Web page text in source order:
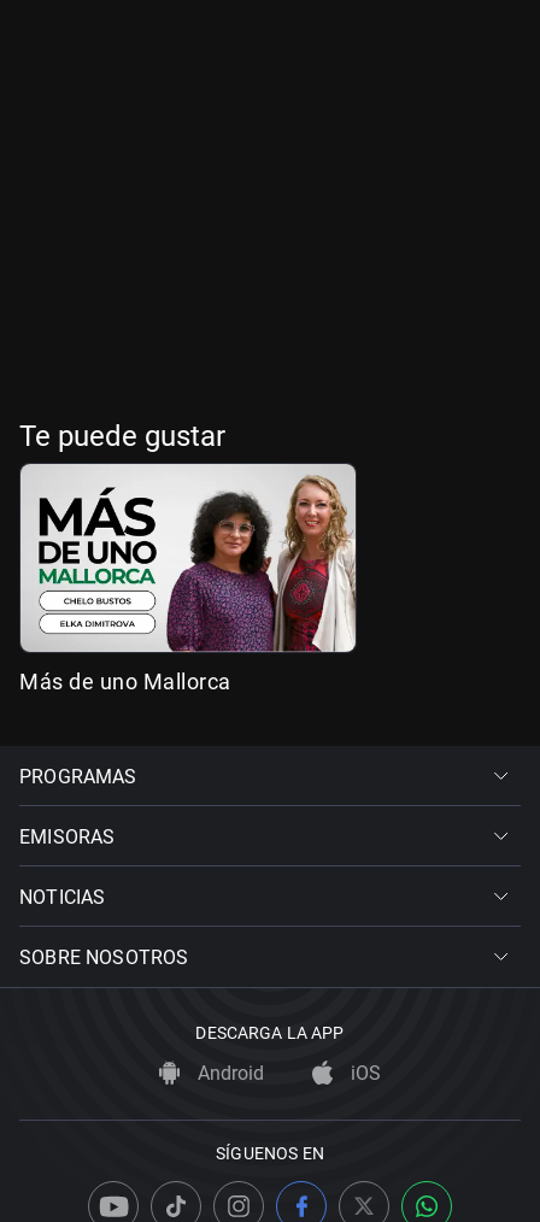
Te puede gustar
Más de uno Mallorca
PROGRAMAS
EMISORAS
NOTICIAS
SOBRE NOSOTROS
DESCARGA LA APP
Android iOS
SÍGUENOS EN